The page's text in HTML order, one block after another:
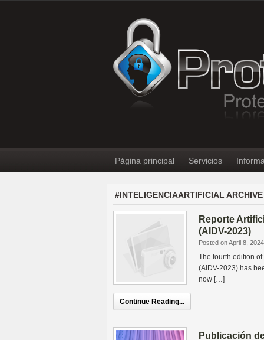
Página principal Servicios
#INTELIGENCIAARTIFICIAL ARCHIVE
Reporte
(AIDV-2023)
Posted on April 8, 2024
The fourth edition
(AIDV-2023) has
now […]
Continue Reading...
Publicación